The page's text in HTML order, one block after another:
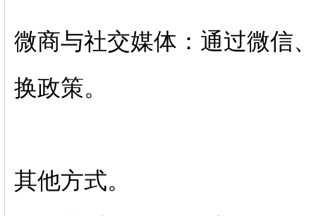
微商与社交媒体：通过微信
换政策。‌‌
‌其他方式‌。